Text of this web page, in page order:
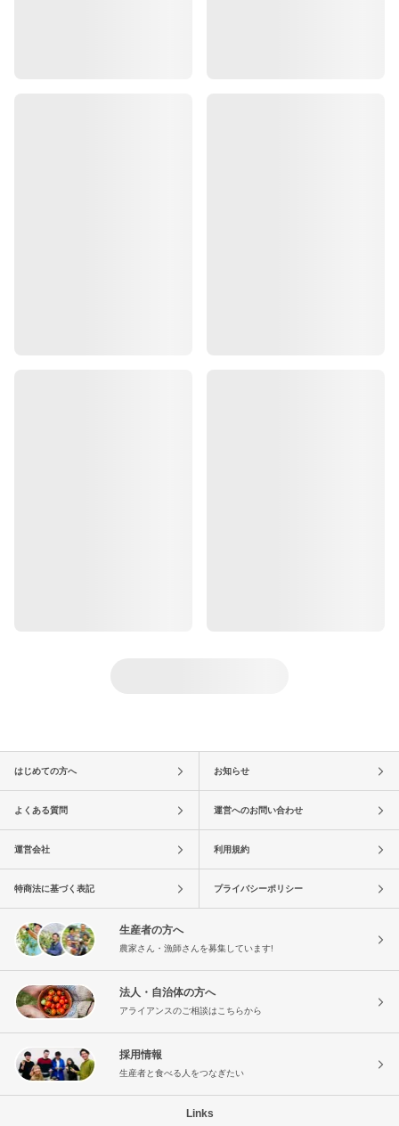
はじめての方へ お知らせ
よくある質問 運営へのお問い合わせ
運営会社 利用規約
特商法に基づく表記 プライバシーポリシー
生産者の方へ
農家さん・漁師さんを募集しています!
法人・自治体の方へ
アライアンスのご相談はこちらから
採用情報
生産者と食べる人をつなぎたい
Links